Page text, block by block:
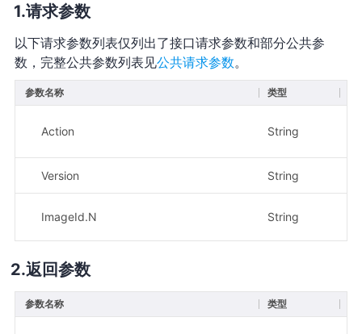
请求参数
以下请求参数列表仅列出了接口请求参数和部分公共参
数，完整公共参数列表见公共请求参数。
参数名称 类型
Action String
Version String
ImageId.N String
返回参数
参数名称 类型